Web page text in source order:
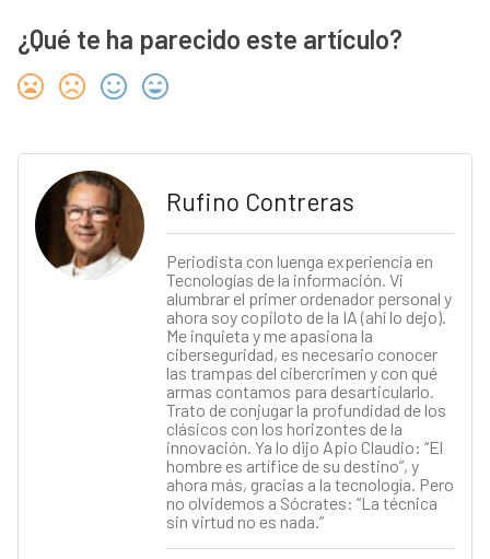
¿Qué te ha parecido este artículo?
Rufino Contreras
Periodista con luenga experiencia en
Tecnologías de la información. Vi
alumbrar el primer ordenador personal y
ahora soy copiloto de la IA (ahí lo dejo).
Me inquieta y me apasiona la
ciberseguridad, es necesario conocer
las trampas del cibercrimen y con qué
armas contamos para desarticularlo.
Trato de conjugar la profundidad de los
clásicos con los horizontes de la
innovación. Ya lo dijo Apio Claudio: “El
hombre es artífice de su destino”, y
ahora más, gracias a la tecnología. Pero
no olvidemos a Sócrates: “La técnica
sin virtud no es nada.”